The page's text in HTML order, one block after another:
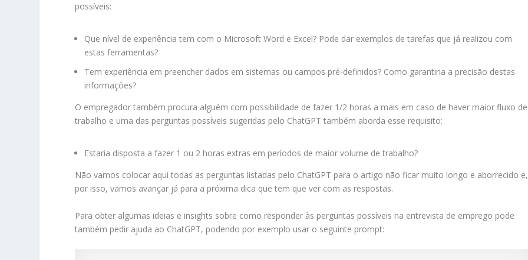
possíveis:
Que nível de experiência tem com o Microsoft Word e Excel? Pode dar exemplos de tarefas que já realizou com
estas ferramentas?
Tem experiência em preencher dados em sistemas ou campos pré-definidos? Como garantiria a precisão destas
informações?
O empregador também procura alguém com possibilidade de fazer 1/2 horas a mais em caso de haver maior fluxo de
trabalho e uma das perguntas possíveis sugeridas pelo ChatGPT também aborda esse requisito:
Estaria disposta a fazer 1 ou 2 horas extras em períodos de maior volume de trabalho?
Não vamos colocar aqui todas as perguntas listadas pelo ChatGPT para o artigo não ficar muito longo e aborrecido e,
por isso, vamos avançar já para a próxima dica que tem que ver com as respostas.
Para obter algumas ideias e insights sobre como responder às perguntas possíveis na entrevista de emprego pode
também pedir ajuda ao ChatGPT, podendo por exemplo usar o seguinte prompt: